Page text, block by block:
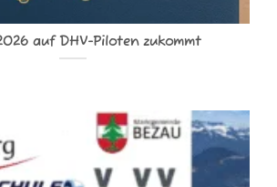
auf DHV-Piloten zukommt